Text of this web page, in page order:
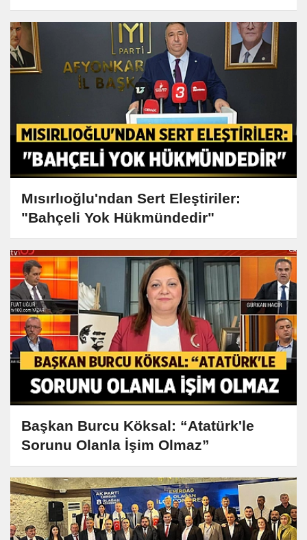
Başladı
Mısırlıoğlu'ndan Sert Eleştiriler:
"Bahçeli Yok Hükmündedir"
Başkan Burcu Köksal: “Atatürk'le
Sorunu Olanla İşim Olmaz”